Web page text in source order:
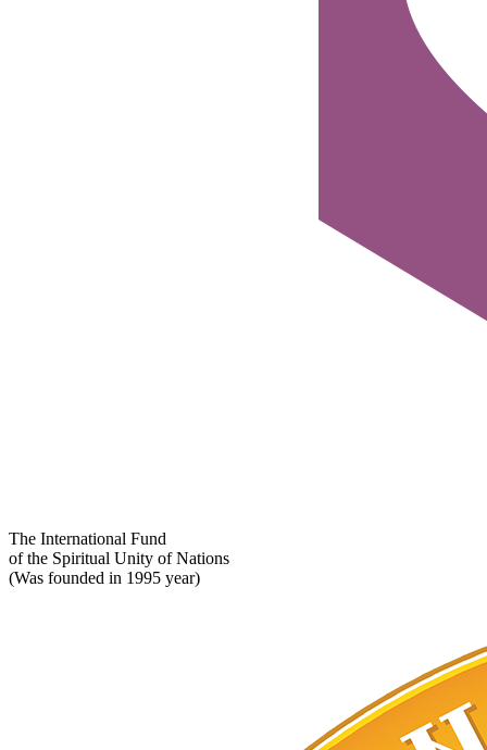
The International Fund
of the Spiritual Unity of Nations
(Was founded in 1995 year)